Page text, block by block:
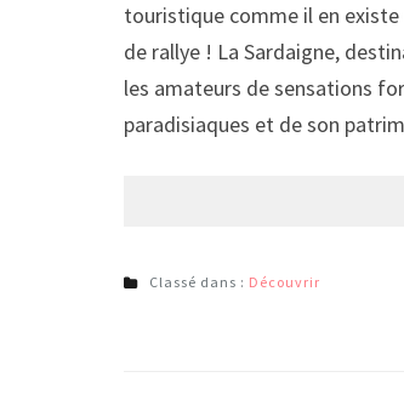
touristique comme il en existe
de rallye ! La Sardaigne,
les amateurs de sensations
paradisiaques et de son
Classé dans : Découvrir